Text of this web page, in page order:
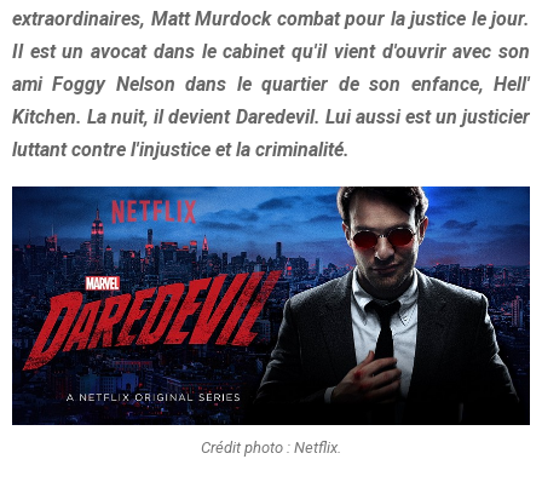
extraordinaires, Matt Murdock combat pour la justice le jour.
Il est un avocat dans le cabinet qu'il vient d'ouvrir avec son
ami Foggy Nelson dans le quartier de son enfance, Hell'
Kitchen. La nuit, il devient Daredevil. Lui aussi est un justicier
luttant contre l'injustice et la criminalité.
Crédit photo : Netflix.